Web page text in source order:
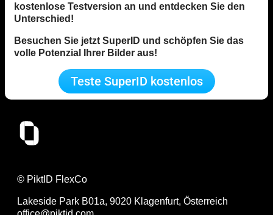
kostenlose Testversion an und entdecken Sie den
Unterschied!
Besuchen Sie jetzt SuperID und schöpfen Sie das
volle Potenzial Ihrer Bilder aus!
Teste SuperID kostenlos
© PiktID FlexCo
Lakeside Park B01a, 9020 Klagenfurt, Österreich